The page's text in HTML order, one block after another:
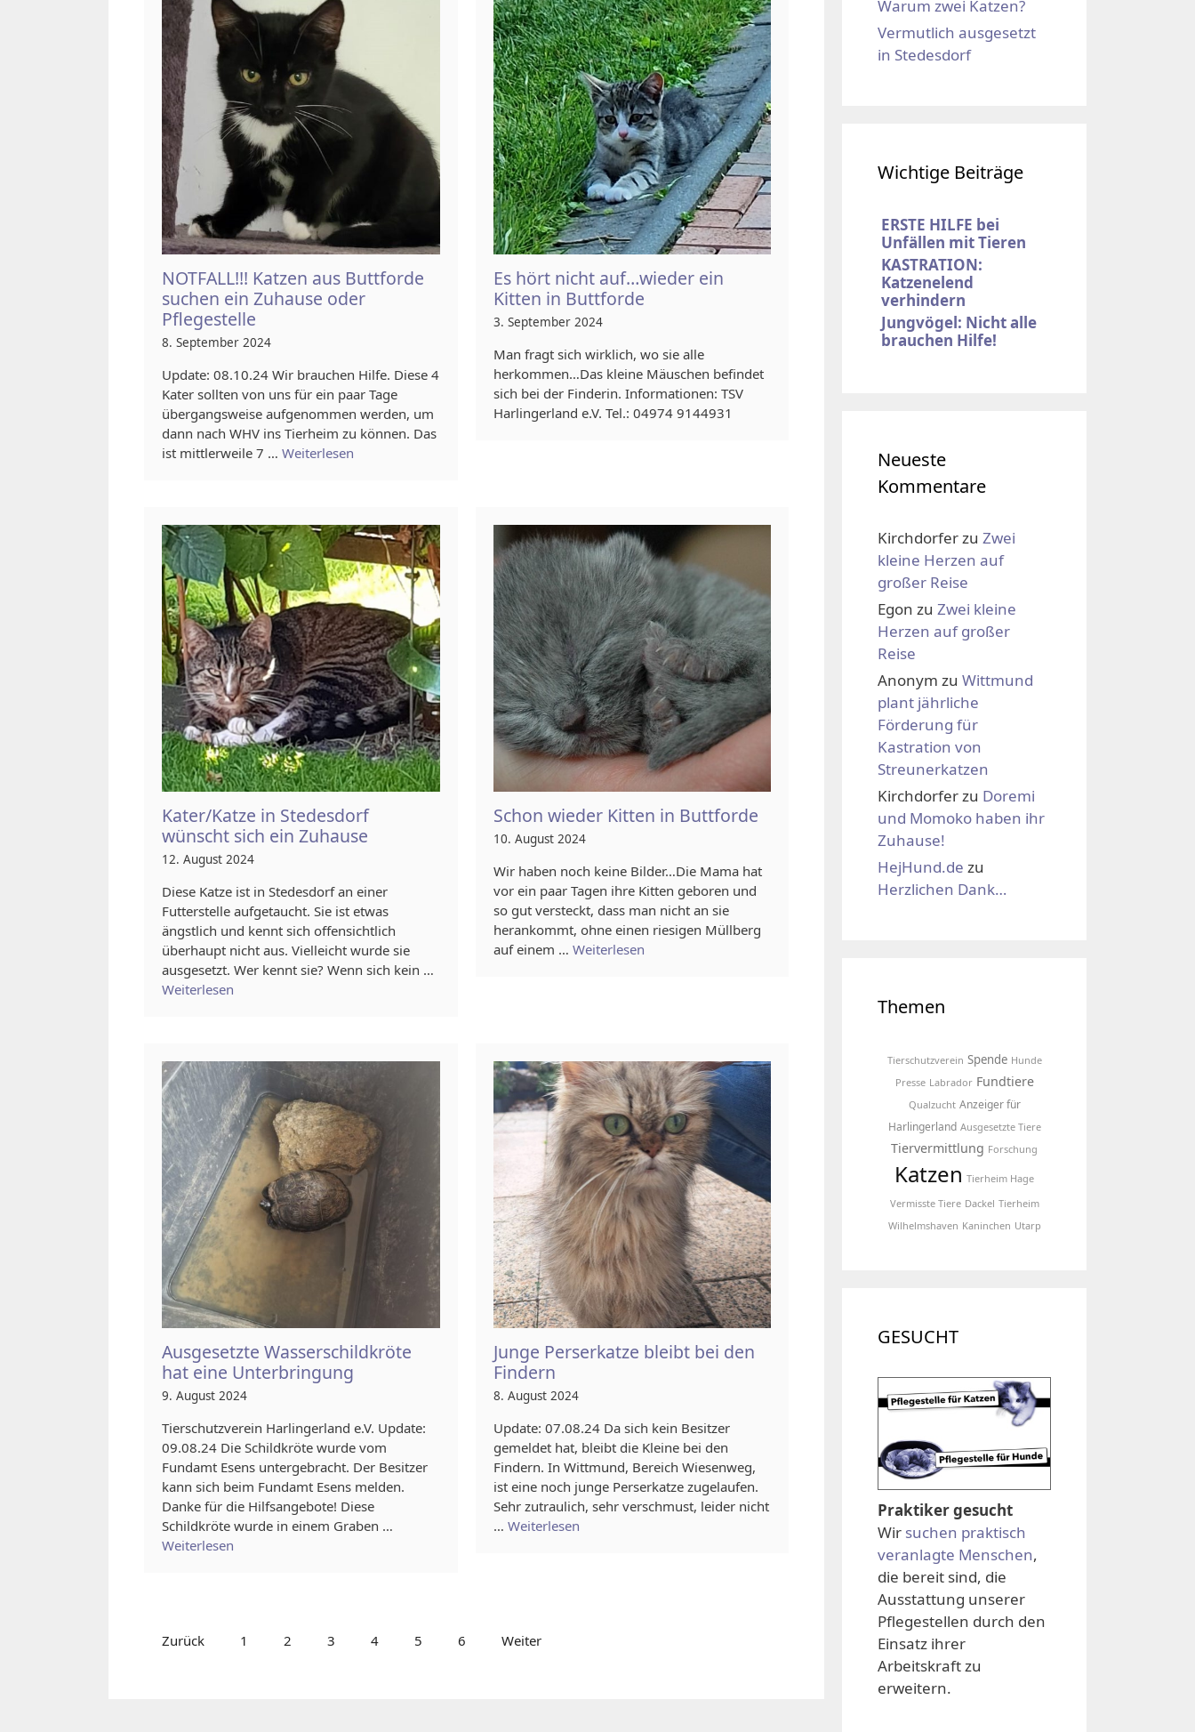
NOTFALL!!! Katzen aus Buttforde
suchen ein Zuhause oder
Pflegestelle
8. September 2024
Update: 08.10.24 Wir brauchen Hilfe. Diese 4
Kater sollten von uns für ein paar Tage
übergangsweise aufgenommen werden, um
dann nach WHV ins Tierheim zu können. Das
ist mittlerweile 7 … Weiterlesen
Es hört nicht auf…wieder ein
Kitten in Buttforde
3. September 2024
Man fragt sich wirklich, wo sie alle
herkommen…Das kleine Mäuschen befindet
sich bei der Finderin. Informationen: TSV
Harlingerland e.V. Tel.: 04974 9144931
Kater/Katze in Stedesdorf
wünscht sich ein Zuhause
12. August 2024
Diese Katze ist in Stedesdorf an einer
Futterstelle aufgetaucht. Sie ist etwas
ängstlich und kennt sich offensichtlich
überhaupt nicht aus. Vielleicht wurde sie
ausgesetzt. Wer kennt sie? Wenn sich kein …
Weiterlesen
Schon wieder Kitten in Buttforde
10. August 2024
Wir haben noch keine Bilder…Die Mama hat
vor ein paar Tagen ihre Kitten geboren und
so gut versteckt, dass man nicht an sie
herankommt, ohne einen riesigen Müllberg
auf einem … Weiterlesen
Ausgesetzte Wasserschildkröte
hat eine Unterbringung
9. August 2024
Tierschutzverein Harlingerland e.V. Update:
09.08.24 Die Schildkröte wurde vom
Fundamt Esens untergebracht. Der Besitzer
kann sich beim Fundamt Esens melden.
Danke für die Hilfsangebote! Diese
Schildkröte wurde in einem Graben …
Weiterlesen
Junge Perserkatze bleibt bei den
Findern
8. August 2024
Update: 07.08.24 Da sich kein Besitzer
gemeldet hat, bleibt die Kleine bei den
Findern. In Wittmund, Bereich Wiesenweg,
ist eine noch junge Perserkatze zugelaufen.
Sehr zutraulich, sehr verschmust, leider nicht
… Weiterlesen
Zurück 1 2 3 4 5 6 Weiter
Warum zwei Katzen?
Vermutlich ausgesetzt
in Stedesdorf
Wichtige Beiträge
ERSTE HILFE bei
Unfällen mit Tieren
KASTRATION:
Katzenelend
verhindern
Jungvögel: Nicht alle
brauchen Hilfe!
Neueste
Kommentare
Kirchdorferzu Zwei
kleine Herzen auf
großer Reise
Egon zu Zwei kleine
Herzen auf großer
Reise
Anonym zu Wittmund
plant jährliche
Förderung für
Kastration von
Streunerkatzen
Kirchdorferzu Doremi
und Momoko haben ihr
Zuhause!
HejHund.de zu
Herzlichen Dank…
Themen
Tierschutzverein Spende Hunde
Presse Labrador Fundtiere
Qualzucht Anzeiger für
Harlingerland Ausgesetzte Tiere
Tiervermittlung Forschung
Katzen Tierheim Hage
Vermisste Tiere Dackel Tierheim
Wilhelmshaven Kaninchen Utarp
GESUCHT
Praktiker gesucht
Wir suchen praktisch
veranlagte Menschen,
die bereit sind, die
Ausstattung unserer
Pflegestellen durch den
Einsatz ihrer
Arbeitskraft zu
erweitern.